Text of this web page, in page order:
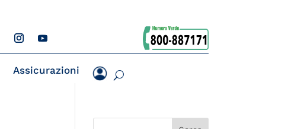
Assicurazioni